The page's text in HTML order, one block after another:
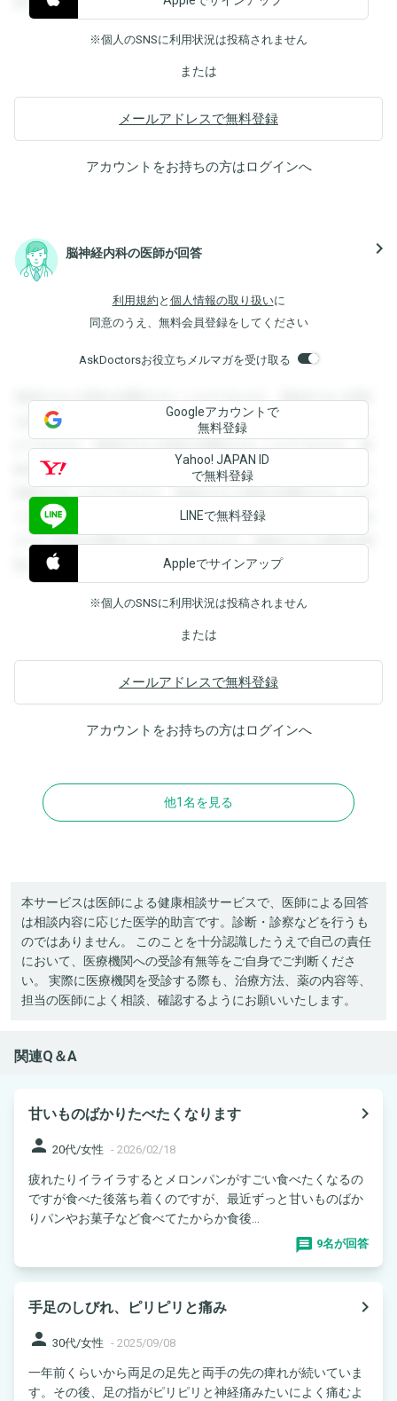
※個人のSNSに利用状況は投稿されません
または
メールアドレスで無料登録
アカウントをお持ちの方はログインへ
脳神経内科の医師が回答 navigate_next
利用規約 と 個人情報の取り扱いに
同意のうえ、無料会員登録をしてください
AskDoctorsお役立ちメルマガを受け取る
登録すると回答を閲覧することができます。登録すると回答
を閲覧することができます。登録すると回答を閲覧すること
ができます。登録すると回答を閲覧することができます。登
録すると回答を閲覧することができます。登録すると回答を
閲覧することができます。登録すると回答を閲覧することが
できます。登録すると回答を閲覧することができます。登録
すると回答を閲覧することができます。登録すると回答を閲
覧することができます。
Googleアカウントで
無料登録
Yahoo! JAPAN ID
で無料登録
LINEで無料登録
Appleでサインアップ
※個人のSNSに利用状況は投稿されません
または
メールアドレスで無料登録
アカウントをお持ちの方はログインへ
他1名を見る
本サービスは医師による健康相談サービスで、医師による回答
は相談内容に応じた医学的助言です。診断・診察などを行うも
のではありません。 このことを十分認識したうえで自己の責任
において、医療機関への受診有無等をご自身でご判断くださ
い。 実際に医療機関を受診する際も、治療方法、薬の内容等、
担当の医師によく相談、確認するようにお願いいたします。
関連Q＆A
甘いものばかりたべたくなります
navigate_next
person 20代/女性 - 2026/02/18
疲れたりイライラするとメロンパンがすごい食べたくなるの
ですが食べた後落ち着くのですが、最近ずっと甘いものばか
りパンやお菓子など食べてたからか食後...
9名が回答
手足のしびれ、ピリピリと痛み
navigate_next
person 30代/女性 - 2025/09/08
一年前くらいから両足の足先と両手の先の痺れが続いていま
す。その後、足の指がピリピリと神経痛みたいによく痛むよ